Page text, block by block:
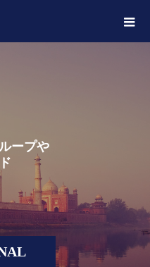
ープや
つ る